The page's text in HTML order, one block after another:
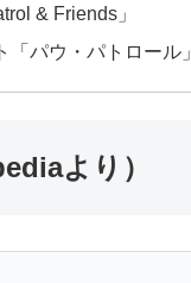
& Friends」
パウ・パトロール」
より）